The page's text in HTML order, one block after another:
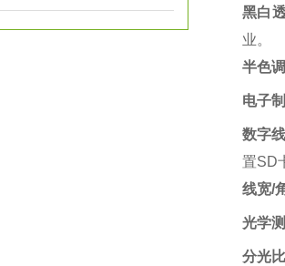
黑白
业。‌
半色
电子
数字
置SD
线宽/
光学
分光